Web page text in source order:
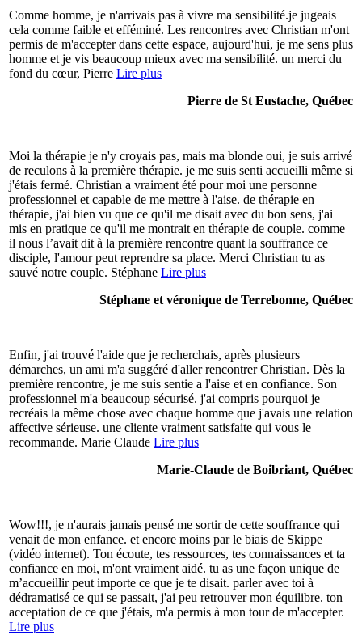
Comme homme, je n'arrivais pas à vivre ma sensibilité.je jugeais
cela comme faible et efféminé. Les rencontres avec Christian m'ont
permis de m'accepter dans cette espace, aujourd'hui, je me sens plus
homme et je vis beaucoup mieux avec ma sensibilité. un merci du
fond du cœur, Pierre Lire plus
Pierre de St Eustache, Québec
Moi la thérapie je n'y croyais pas, mais ma blonde oui, je suis arrivé
de reculons à la première thérapie. je me suis senti accueilli même si
j'étais fermé. Christian a vraiment été pour moi une personne
professionnel et capable de me mettre à l'aise. de thérapie en
thérapie, j'ai bien vu que ce qu'il me disait avec du bon sens, j'ai
mis en pratique ce qu'il me montrait en thérapie de couple. comme
il nous l’avait dit à la première rencontre quant la souffrance ce
disciple, l'amour peut reprendre sa place. Merci Christian tu as
sauvé notre couple. Stéphane Lire plus
Stéphane et véronique de Terrebonne, Québec
Enfin, j'ai trouvé l'aide que je recherchais, après plusieurs
démarches, un ami m'a suggéré d'aller rencontrer Christian. Dès la
première rencontre, je me suis sentie a l'aise et en confiance. Son
professionnel m'a beaucoup sécurisé. j'ai compris pourquoi je
recréais la même chose avec chaque homme que j'avais une relation
affective sérieuse. une cliente vraiment satisfaite qui vous le
recommande. Marie Claude Lire plus
Marie-Claude de Boibriant, Québec
Wow!!!, je n'aurais jamais pensé me sortir de cette souffrance qui
venait de mon enfance. et encore moins par le biais de Skippe
(vidéo internet). Ton écoute, tes ressources, tes connaissances et ta
confiance en moi, m'ont vraiment aidé. tu as une façon unique de
m’accueillir peut importe ce que je te disait. parler avec toi à
dédramatisé ce qui se passait, j'ai peu retrouver mon équilibre. ton
acceptation de ce que j'étais, m'a permis à mon tour de m'accepter.
Lire plus